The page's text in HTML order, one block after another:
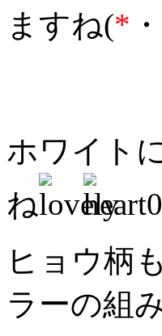
ますね(*
ホワイト
ね
ヒョウ柄
ラーの組